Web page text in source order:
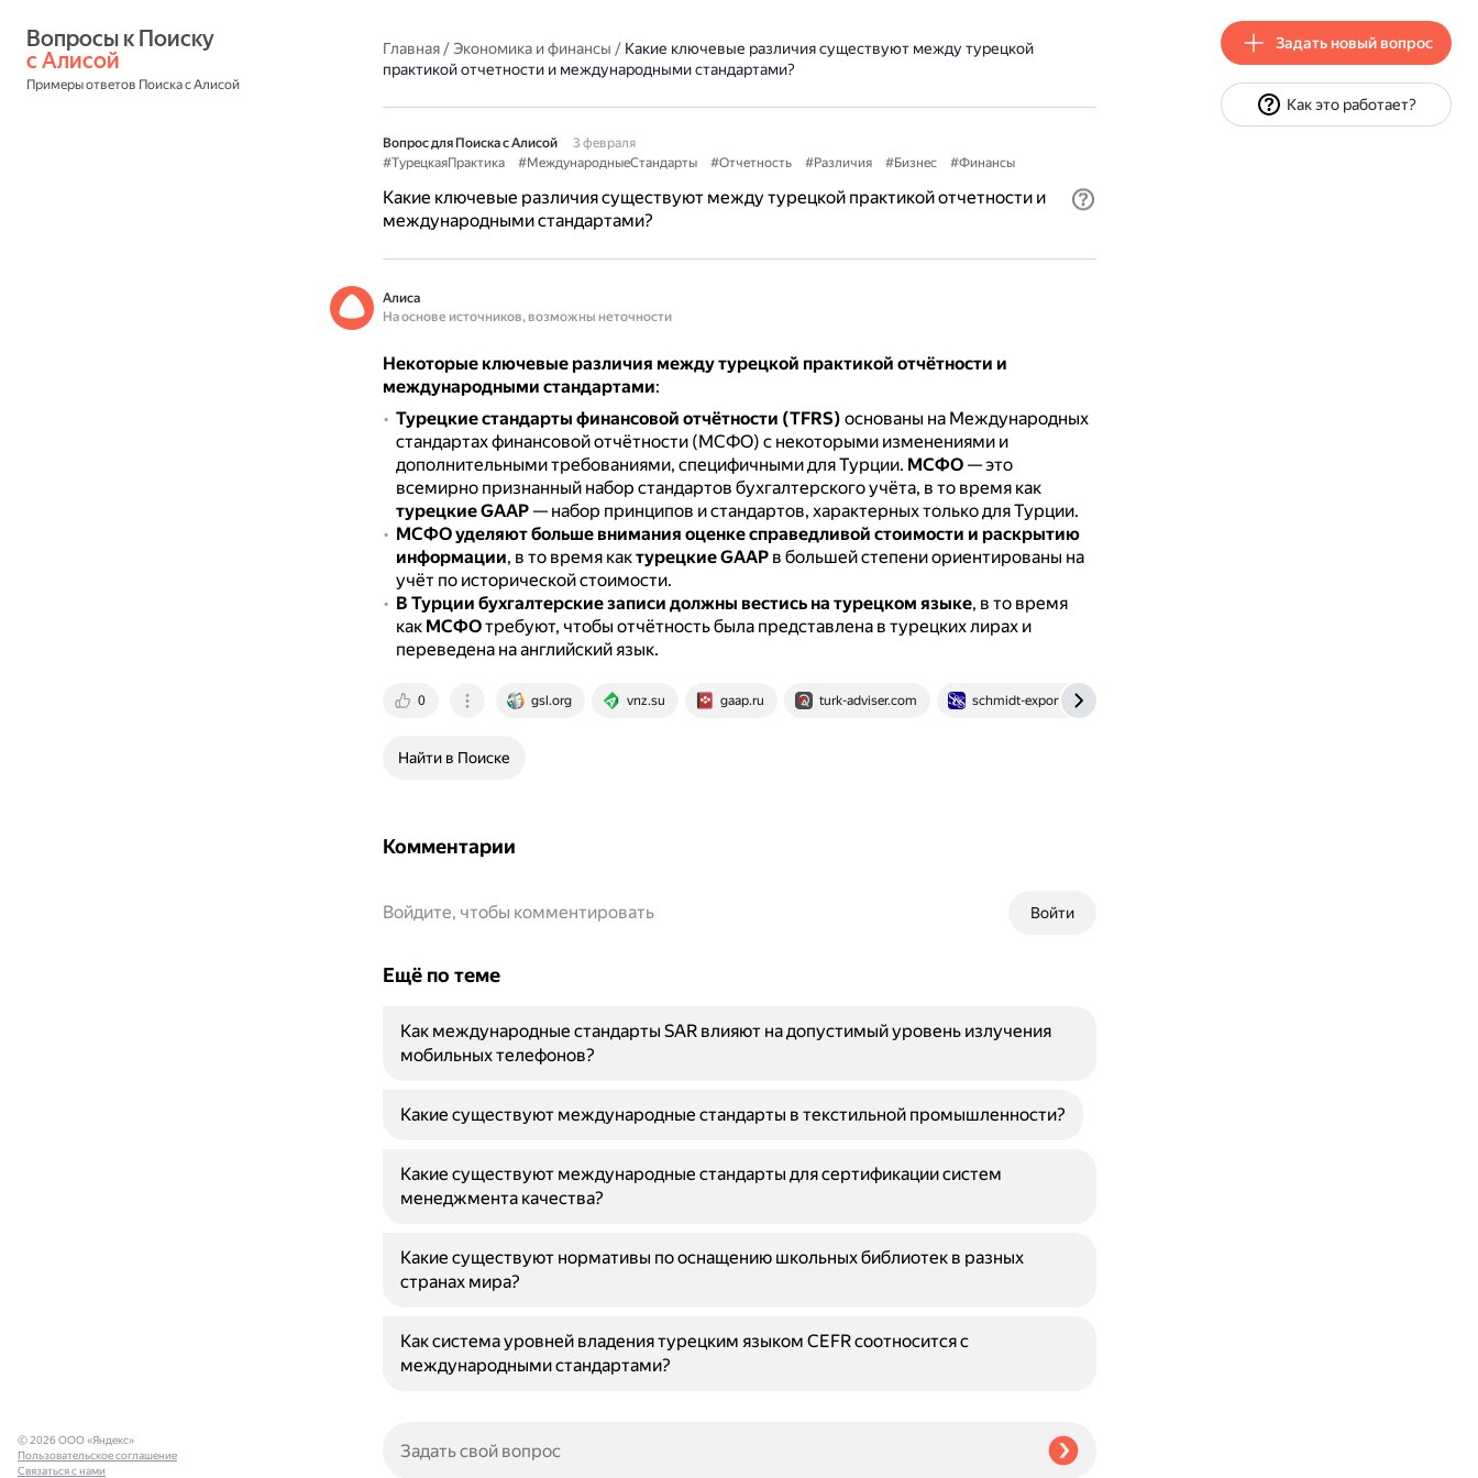
с Алисой
Примеры ответов Поиска с Алисой
Главная/Экономика и финансы / Какие ключевые различия существуют между турецкой
практикой отчетности и международными стандартами?
Вопрос для Поиска с Алисой
3 февраля
#ТурецкаяПрактика
#МеждународныеСтандарты #Отчетность #Различия #Бизнес #Финансы
Какие ключевые различия существуют между турецкой практикой отчетности и
международными стандартами?
Алиса
На основе источников, возможны неточности
Некоторые ключевые различия между турецкой практикой отчётности и
международными стандартами:
Турецкие стандарты финансовой отчётности (TFRS) основаны на Международных
стандартах финансовой отчётности (МСФО) с некоторыми изменениями и
дополнительными требованиями, специфичными для Турции. МСФО— это
всемирно признанный набор стандартов бухгалтерского учёта, в то время как
турецкие GAAP— набор принципов и стандартов, характерных только для Турции.
МСФО уделяют больше внимания оценке справедливой стоимости и раскрытию
информации, в то время кактурецкие GAAPв большей степени ориентированы на
учёт по исторической стоимости.
В Турции бухгалтерские записи должны вестись на турецком языке, в то время
как МСФОтребуют, чтобы отчётность была представлена в турецких лирах и
переведена на английский язык.
0 gsl.org vnz.su gaap.ru turk-adviser.com schmidt-export.ru
Найти в Поиске
Комментарии
Войти
Войдите, чтобы комментировать
Ещё по теме
Как международные стандарты SAR влияют на допустимый уровень излучения
мобильных телефонов?
Какие существуют международные стандарты в текстильной промышленности?
Какие существуют международные стандарты для сертификации систем
менеджмента качества?
Какие существуют нормативы по оснащению школьных библиотек в разных
странах мира?
Как система уровней владения турецким языком CEFR соотносится с
международными стандартами?
© 2026 ООО «Яндекс»
Пользовательское соглашение
Связаться с нами
Задать новый вопрос
Как это работает?